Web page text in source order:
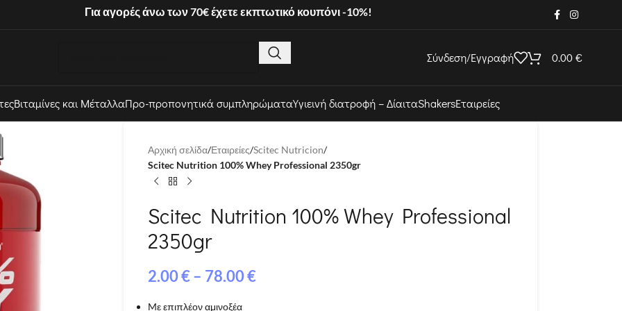
Για αγορές άνω των 70€ έχετε εκπτωτικό κουπόνι -10%!
Σύνδεση/Εγγραφή 0.00€
Βιταμίνες και ΜέταλλαΠρο-προπονητικά συμπληρώματαΥγιεινή διατροφή – ΔίαιταShakersΕταιρείες
Αρχική σελίδα/Εταιρείες/Scitec Nutricion/
Scitec Nutrition 100% Whey Professional 2350gr
Scitec Nutrition 100% Whey Professional
2350gr
2.00€– 78.00€
Mε επιπλέον αμινοξέα